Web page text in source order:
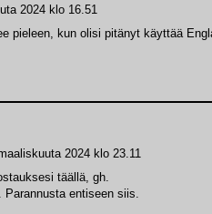
2024 klo 16.51
pieleen, kun olisi pitänyt käyttää
2024 klo 23.11
täällä, gh.
entiseen siis.